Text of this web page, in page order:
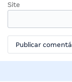
Site